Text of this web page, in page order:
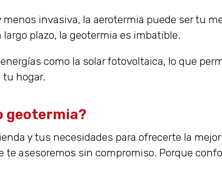
invasiva, la aerotermia puede ser tu
plazo, la geotermia es imbatible.
como la solar fotovoltaica, lo que
hogar.
geotermia?
y tus necesidades para ofrecerte la
te asesoremos sin compromiso. Porque